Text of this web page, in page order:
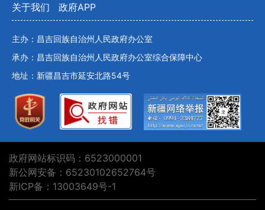
关于我们
政府APP
主办：昌吉回族自治州人民政府办公室
承办：昌吉回族自治州人民政府办公室综合保障中心
地址：新疆昌吉市延安北路54号
政府网站标识码：6523000001
新公网安备：65230102652764号
新ICP备：13003649号-1